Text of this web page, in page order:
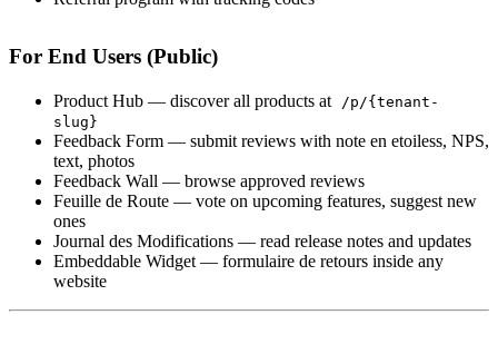
For End Users (Public)
Product Hub — discover all products at
/p/{tenant-
slug}
Feedback Form — submit reviews with note en etoiless, NPS,
text, photos
Feedback Wall — browse approved reviews
Feuille de Route — vote on upcoming features, suggest new
ones
Journal des Modifications — read release notes and updates
Embeddable Widget — formulaire de retours inside any
website